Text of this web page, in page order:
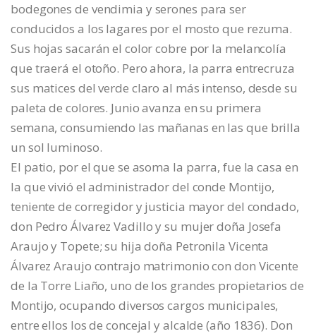
bodegones de vendimia y serones para ser
conducidos a los lagares por el mosto que rezuma.
Sus hojas sacarán el color cobre por la melancolía
que traerá el otoño. Pero ahora, la parra entrecruza
sus matices del verde claro al más intenso, desde su
paleta de colores. Junio avanza en su primera
semana, consumiendo las mañanas en las que brilla
un sol luminoso.
El patio, por el que se asoma la parra, fue la casa en
la que vivió el administrador del conde Montijo,
teniente de corregidor y justicia mayor del condado,
don Pedro Álvarez Vadillo y su mujer doña Josefa
Araujo y Topete; su hija doña Petronila Vicenta
Álvarez Araujo contrajo matrimonio con don Vicente
de la Torre Liaño, uno de los grandes propietarios de
Montijo, ocupando diversos cargos municipales,
entre ellos los de concejal y alcalde (año 1836). Don